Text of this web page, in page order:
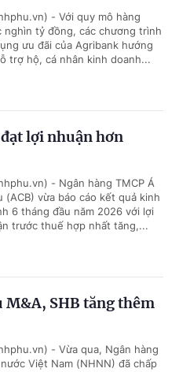
- Với quy mô hàng
nghìn tỷ đồng, các chương trình
ưu đãi của Agribank hướng
trợ hộ, cá nhân kinh doanh...
lợi nhuận hơn
- Ngân hàng TMCP Á
(ACB) vừa báo cáo kết quả kinh
6 tháng đầu năm 2026 với lợi
trước thuế hợp nhất tăng,...
M&A, SHB tăng thêm
- Vừa qua, Ngân hàng
Việt Nam (NHNN) đã chấp